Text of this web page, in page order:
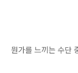
뭔가를 느끼는 수단